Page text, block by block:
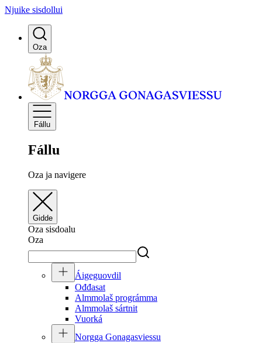
Njuike sisdollui
Oza
Fállu
Fállu
Oza ja navigere
Gidde
Oza sisdoalu
Oza
Áigeguovdil
Ođđasat
Almmolaš prográmma
Almmolaš sártnit
Vuorká
Norgga Gonagasviessu